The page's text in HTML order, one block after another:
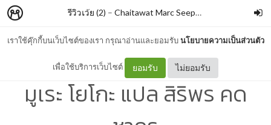
เราใช้คุ๊กกี้บนเว็บไซต์ของเรา กรุณาอ่านและยอมรับนโยบายความเป็นส่วนตัว
เพื่อใช้บริการเว็บไซต์ ยอมรับ ไม่ยอมรับ
รีวิวเว้ย (2) – Chaitawat Marc Seephongsai
ห้องอาหารนกนางนวล By
มูเระ โยโกะ แปล สิริพร คด